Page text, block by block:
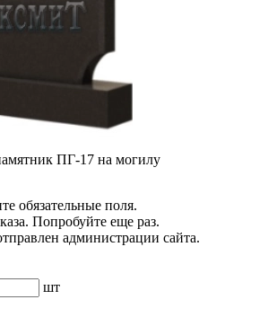
обязательные поля.
Попробуйте еще раз.
администрации сайта.
шт